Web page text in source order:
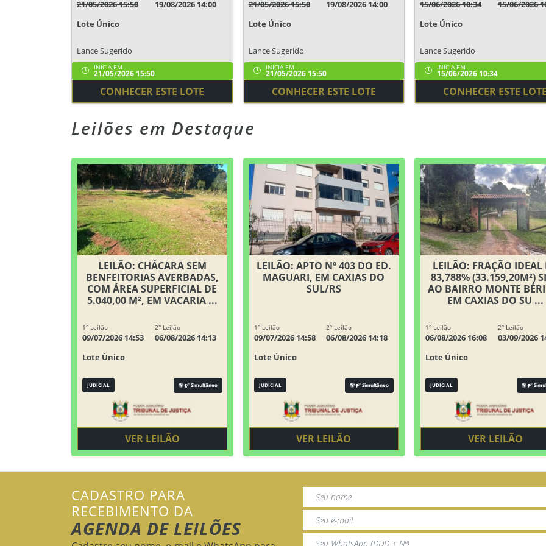
21/05/2026 15:50
19/08/2026 14:00
Lote Único
Lance Sugerido
INICIA EM
21/05/2026 15:50
CONHECER ESTE LOTE
21/05/2026 15:50
19/08/2026 14:00
Lote Único
Lance Sugerido
INICIA EM
21/05/2026 15:50
CONHECER ESTE LOTE
15/06/2026 10:34
15/06/2026
Lote Único
Lance Sugerido
INICIA EM
15/06/2026 10:34
CONHECER ESTE
Leilões em Destaque
LEILÃO: CHÁCARA SEM
BENFEITORIAS AVERBADAS,
COM ÁREA SUPERFICIAL DE
5.040,00 M², EM VACARIA ...
1° Leilão
09/07/2026 14:53
2° Leilão
06/08/2026 14:13
Lote Único
JUDICIAL Simultâneo
VER LEILÃO
LEILÃO: APTO Nº 403 DO ED.
MAGUARI, EM CAXIAS DO
SUL/RS
1° Leilão
09/07/2026 14:58
2° Leilão
06/08/2026 14:18
Lote Único
JUDICIAL Simultâneo
VER LEILÃO
LEILÃO: FRAÇÃO IDEAL
83,788% (33.159,20M²)
AO BAIRRO MONTE
EM CAXIAS DO SU ...
1° Leilão
06/08/2026 16:08
2° Leilão
03/09/2026
Lote Único
JUDICIAL
VER LEILÃO
CADASTRO PARA
RECEBIMENTO DA
AGENDA DE LEILÕES